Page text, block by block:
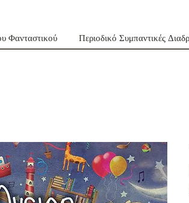
Φανταστικού Περιοδικό Συμπαντικές